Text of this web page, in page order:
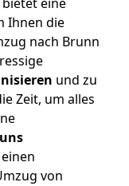
Ihnen die
nach Brunn
und zu
Zeit, um alles
von